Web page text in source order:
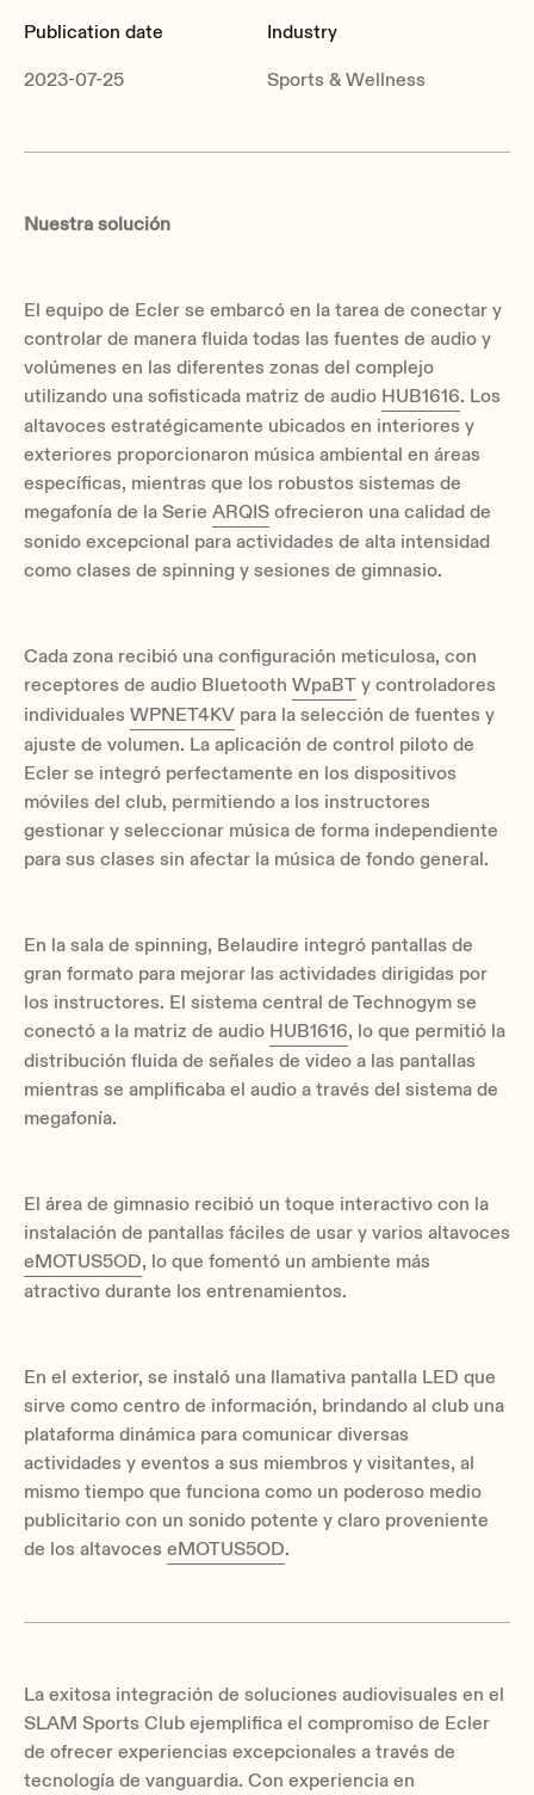
Publication date
2023-07-25
Industry
Sports & Wellness
Nuestra solución
El equipo de Ecler se embarcó en la tarea de conectar y
controlar de manera fluida todas las fuentes de audio y
volúmenes en las diferentes zonas del complejo
utilizando una sofisticada matriz de audio HUB1616. Los
altavoces estratégicamente ubicados en interiores y
exteriores proporcionaron música ambiental en áreas
específicas, mientras que los robustos sistemas de
megafonía de la Serie ARQIS ofrecieron una calidad de
sonido excepcional para actividades de alta intensidad
como clases de spinning y sesiones de gimnasio.
Cada zona recibió una configuración meticulosa, con
receptores de audio Bluetooth WpaBT y controladores
individuales WPNET4KV para la selección de fuentes y
ajuste de volumen. La aplicación de control piloto de
Ecler se integró perfectamente en los dispositivos
móviles del club, permitiendo a los instructores
gestionar y seleccionar música de forma independiente
para sus clases sin afectar la música de fondo general.
En la sala de spinning, Belaudire integró pantallas de
gran formato para mejorar las actividades dirigidas por
los instructores. El sistema central de Technogym se
conectó a la matriz de audio HUB1616, lo que permitió la
distribución fluida de señales de video a las pantallas
mientras se amplificaba el audio a través del sistema de
megafonía.
El área de gimnasio recibió un toque interactivo con la
instalación de pantallas fáciles de usar y varios altavoces
eMOTUS5OD, lo que fomentó un ambiente más
atractivo durante los entrenamientos.
En el exterior, se instaló una llamativa pantalla LED que
sirve como centro de información, brindando al club una
plataforma dinámica para comunicar diversas
actividades y eventos a sus miembros y visitantes, al
mismo tiempo que funciona como un poderoso medio
publicitario con un sonido potente y claro proveniente
de los altavoces eMOTUS5OD.
La exitosa integración de soluciones audiovisuales en el
SLAM Sports Club ejemplifica el compromiso de Ecler
de ofrecer experiencias excepcionales a través de
tecnología de vanguardia. Con experiencia en